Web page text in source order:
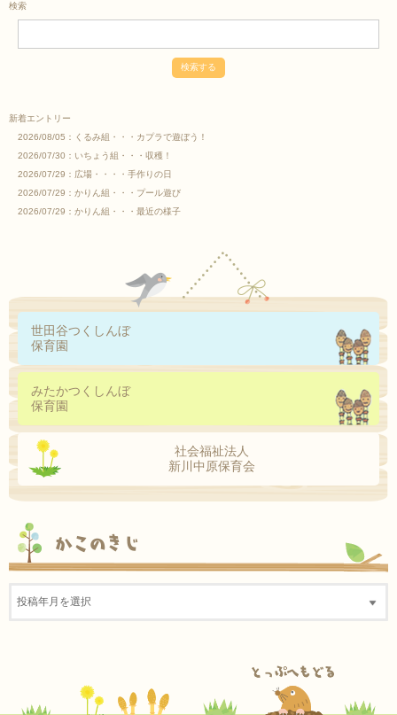
検索
新着エントリー
2026/08/05： くるみ組・・・カプラで遊ぼう！
2026/07/30： いちょう組・・・収穫！
2026/07/29： 広場・・・・手作りの日
2026/07/29： かりん組・・・プール遊び
2026/07/29： かりん組・・・最近の様子
世田谷つくしんぼ
保育園
みたかつくしんぼ
保育園
社会福祉法人
新川中原保育会
かこのきじ